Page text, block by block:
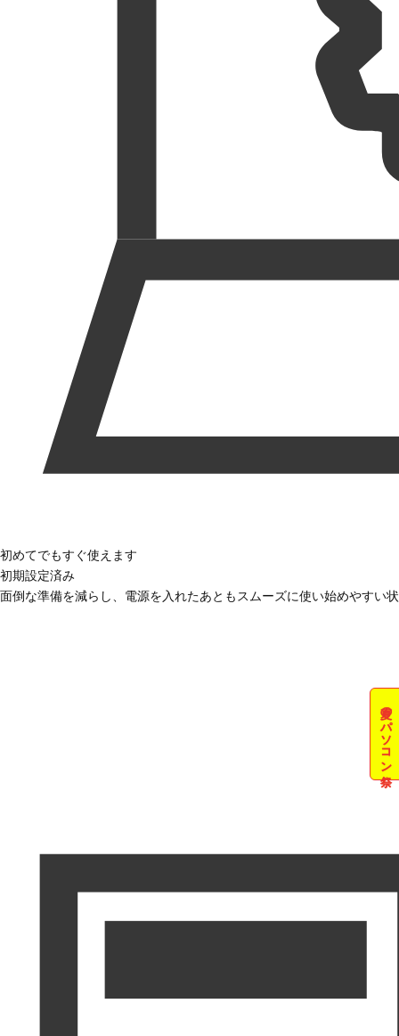
夏のパソコン祭
初めてでもすぐ使えます
初期設定済み
面倒な準備を減らし、電源を入れたあともスムーズに使い始めやすい